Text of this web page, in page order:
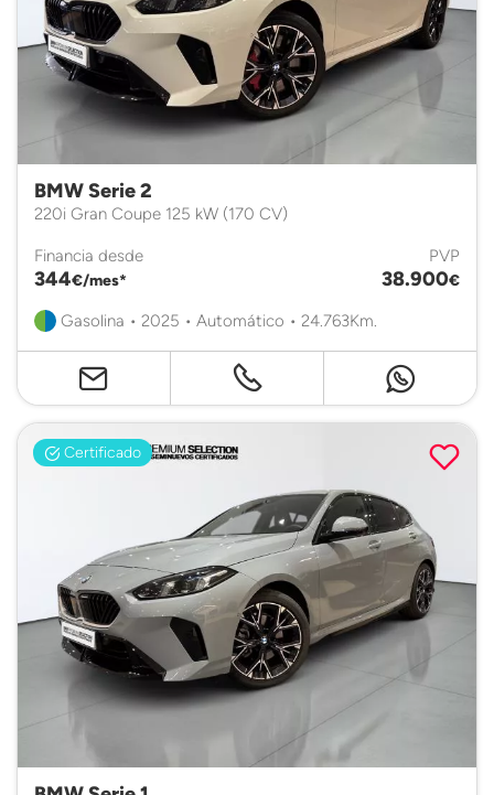
BMW Serie 2
220i Gran Coupe 125 kW (170 CV)
Financia desde
344€/mes*
PVP
38.900€
Gasolina • 2025 • Automático • 24.763Km.
Certificado